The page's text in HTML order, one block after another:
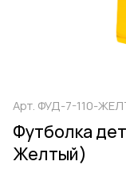
Арт. ФУД-7-110-
Футболка
Желтый)